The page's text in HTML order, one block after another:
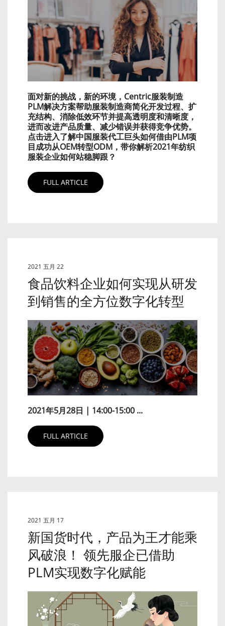
面对新的挑战，新的环境，Centric服装制造
PLM解决方案帮助服装制造商简化开发过程、扩
充结构、消除低效环节并提高透明度和清晰度，
进而改进产品质量、减少错误并获得竞争优势。
点击进入了解中国服装代工巨头如何借由PLM项
目成功从OEM转型ODM，带你解析2021年纺织
服装企业如何站稳脚跟？
FULL ARTICLE
2021 五月 22
食品饮料企业如何实现从研发
到销售的全方位数字化转型
2021年5月28日 | 14:00-15:00 ...
FULL ARTICLE
2021 五月 17
新国货时代，产品为王才能乘
风破浪！ 领先服企已借助
PLM实现数字化赋能